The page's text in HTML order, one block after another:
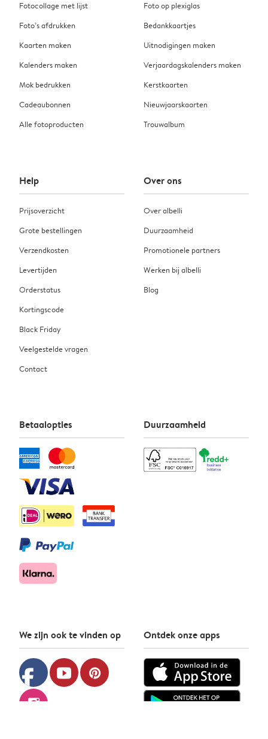
Fotocollage met lijst
Foto’s afdrukken
Kaarten maken
Kalenders maken
Mok bedrukken
Cadeaubonnen
Alle fotoproducten
Foto op plexiglas
Bedankkaartjes
Uitnodigingen maken
Verjaardagskalenders maken
Kerstkaarten
Nieuwjaarskaarten
Trouwalbum
Help
Prijsoverzicht
Grote bestellingen
Verzendkosten
Levertijden
Orderstatus
Kortingscode
Black Friday
Veelgestelde vragen
Contact
Over ons
Over albelli
Duurzaamheid
Promotionele partners
Werken bij albelli
Blog
Betaalopties Duurzaamheid
We zijn ook te vinden op
facebook youtube pinterest
instagram
Ontdek onze apps